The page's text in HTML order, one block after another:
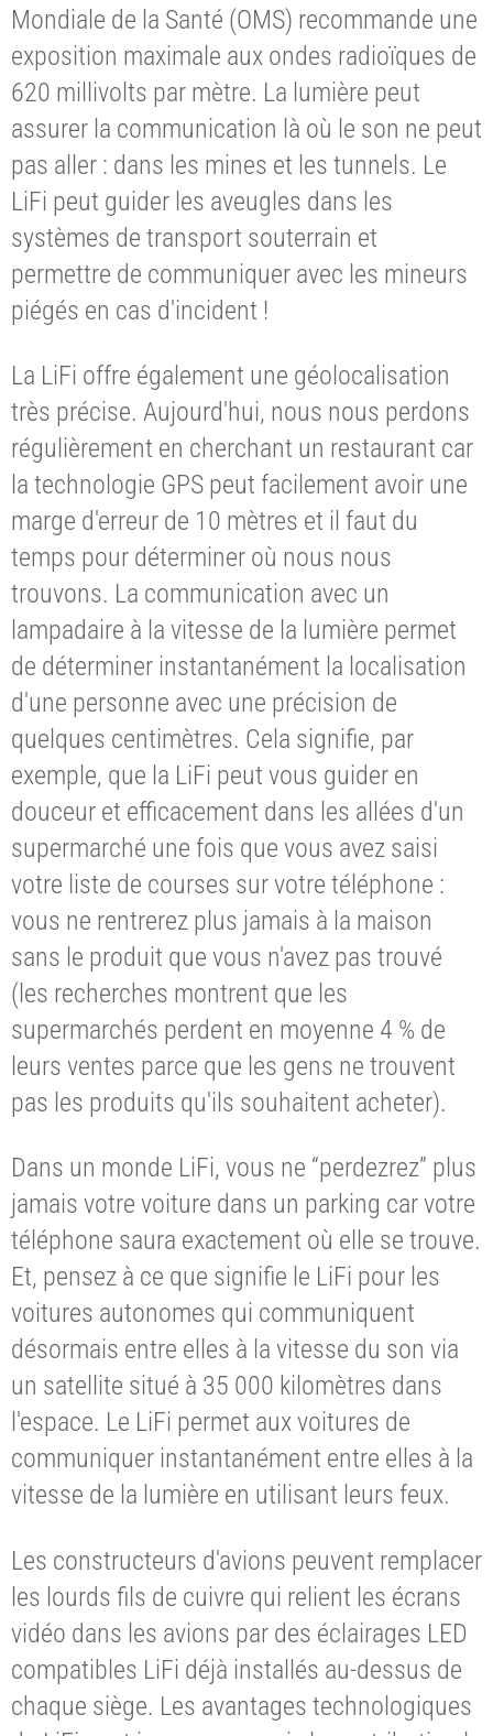
Mondiale de la Santé (OMS) recommande une
exposition maximale aux ondes radioïques de
620 millivolts par mètre. La lumière peut
assurer la communication là où le son ne peut
pas aller : dans les mines et les tunnels. Le
LiFi peut guider les aveugles dans les
systèmes de transport souterrain et
permettre de communiquer avec les mineurs
piégés en cas d'incident !
La LiFi offre également une géolocalisation
très précise. Aujourd'hui, nous nous perdons
régulièrement en cherchant un restaurant car
la technologie GPS peut facilement avoir une
marge d'erreur de 10 mètres et il faut du
temps pour déterminer où nous nous
trouvons. La communication avec un
lampadaire à la vitesse de la lumière permet
de déterminer instantanément la localisation
d'une personne avec une précision de
quelques centimètres. Cela signifie, par
exemple, que la LiFi peut vous guider en
douceur et efficacement dans les allées d'un
supermarché une fois que vous avez saisi
votre liste de courses sur votre téléphone :
vous ne rentrerez plus jamais à la maison
sans le produit que vous n'avez pas trouvé
(les recherches montrent que les
supermarchés perdent en moyenne 4 % de
leurs ventes parce que les gens ne trouvent
pas les produits qu'ils souhaitent acheter).
Dans un monde LiFi, vous ne “perdezrez” plus
jamais votre voiture dans un parking car votre
téléphone saura exactement où elle se trouve.
Et, pensez à ce que signifie le LiFi pour les
voitures autonomes qui communiquent
désormais entre elles à la vitesse du son via
un satellite situé à 35 000 kilomètres dans
l'espace. Le LiFi permet aux voitures de
communiquer instantanément entre elles à la
vitesse de la lumière en utilisant leurs feux.
Les constructeurs d'avions peuvent remplacer
les lourds fils de cuivre qui relient les écrans
vidéo dans les avions par des éclairages LED
compatibles LiFi déjà installés au-dessus de
chaque siège. Les avantages technologiques